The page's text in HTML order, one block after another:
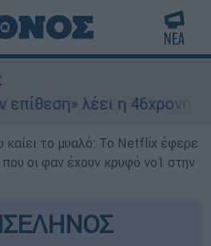
λέει η 46χρονη - Τι
καίει το μυαλό: Το Netflix έφερε
οι φαν έχουν κρυφό νο1 στην